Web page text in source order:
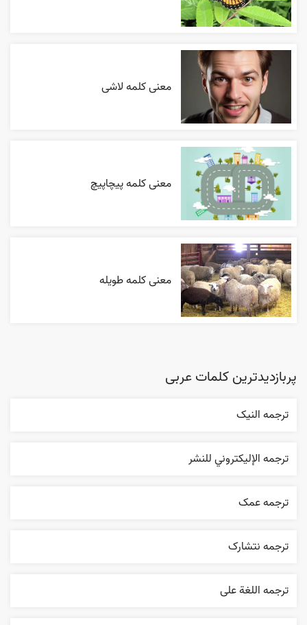
معنی کلمه لاشی
معنی کلمه پیچاپیچ
معنی کلمه طویله
پربازدیدترین کلمات عربی
ترجمه النیک
ترجمه الإليکتروني للنشر
ترجمه عمک
ترجمه نتشارک
ترجمه اللغة علی